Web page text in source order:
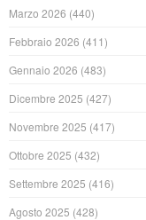
Marzo 2026 (440)
Febbraio 2026 (411)
Gennaio 2026 (483)
Dicembre 2025 (427)
Novembre 2025 (417)
Ottobre 2025 (432)
Settembre 2025 (416)
Agosto 2025 (428)